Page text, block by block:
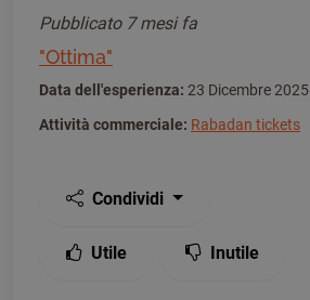
Pubblicato 7 mesi fa
"Ottima"
Data dell'esperienza: 23 Dicembre 2025
Attività commerciale: Rabadan tickets
Condividi
Utile Inutile